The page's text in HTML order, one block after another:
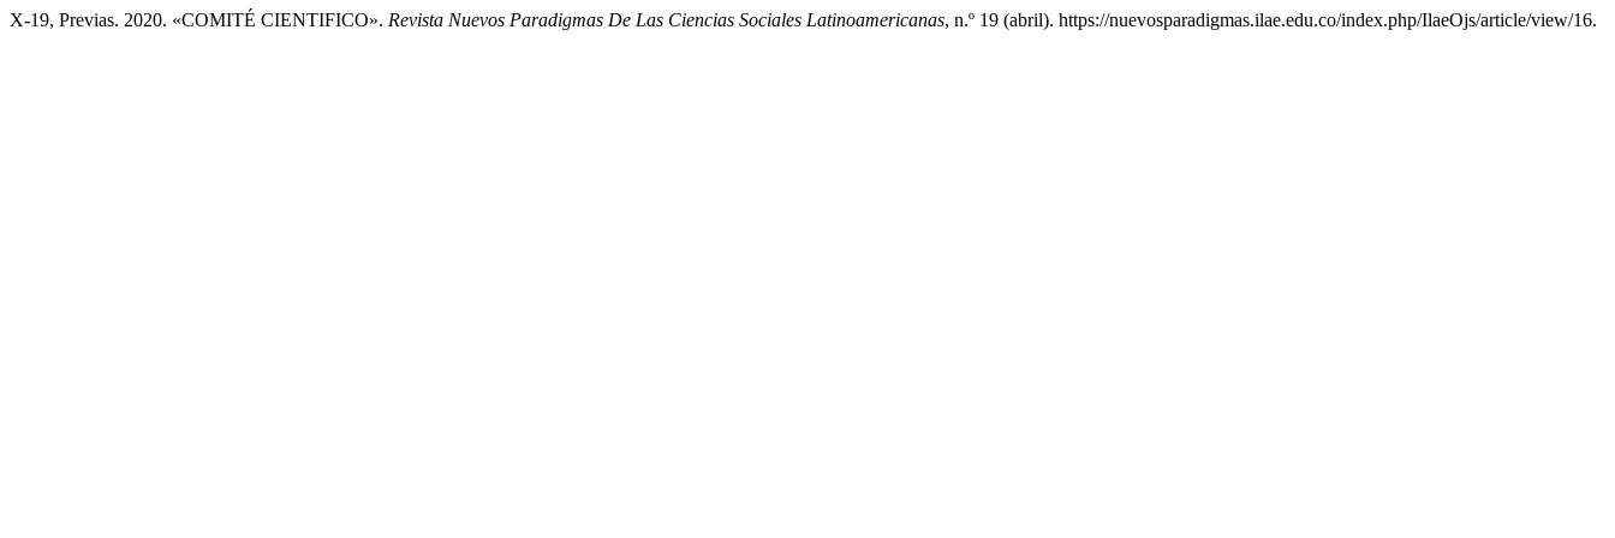
X-19, Previas. 2020. «COMITÉ CIENTIFICO». Revista Nuevos Paradigmas De Las Ciencias Sociales Latinoamericanas, n.º 19 (abril). https://nuevosparadigmas.ilae.edu.co/index.php/IlaeOjs/article/view/16.